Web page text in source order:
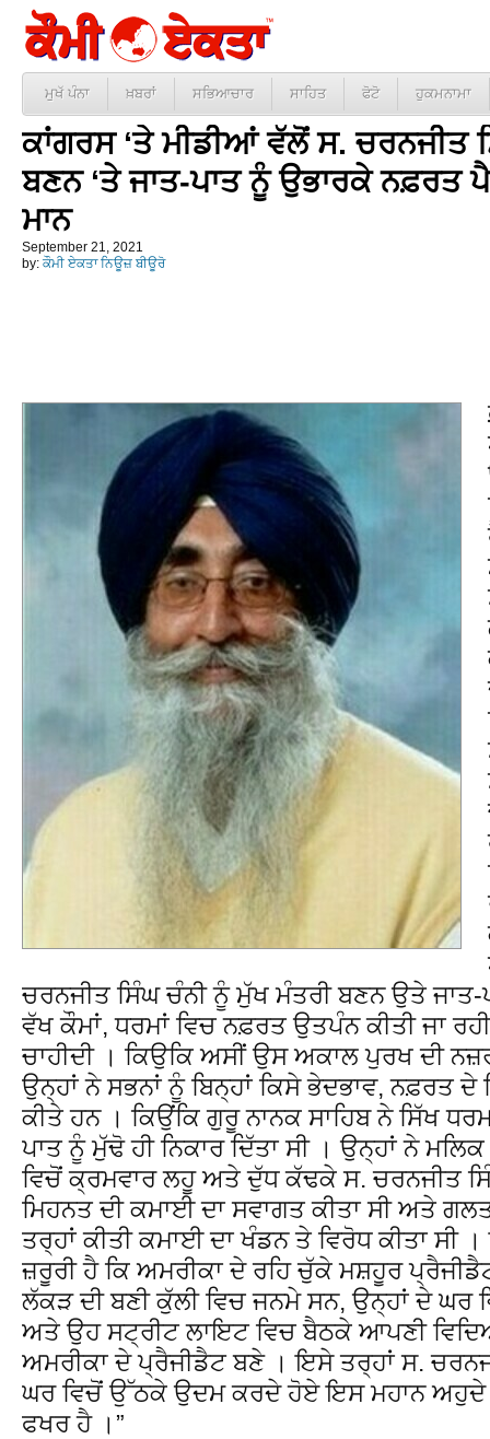
ਮੁਖੱ ਪੰਨਾ ਖ਼ਬਰਾਂ ਸਭਿਆਚਾਰ ਸਾਹਿਤ ਫੋਟੋ ਹੁਕਮਨਾਮਾ
ਕਾਂਗਰਸ ‘ਤੇ ਮੀਡੀਆਂ ਵੱਲੋਂ ਸ. ਚਰਨਜੀਤ
ਬਣਨ ‘ਤੇ ਜਾਤ-ਪਾਤ ਨੂੰ ਉਭਾਰਕੇ ਨਫ਼ਰਤ
ਮਾਨ
September 21, 2021
by: ਕੌਮੀ ਏਕਤਾ ਨਿਊਜ਼ ਬੀਊਰੋ
ਚਰਨਜੀਤ ਸਿੰਘ ਚੰਨੀ ਨੂੰ ਮੁੱਖ ਮੰਤਰੀ ਬਣਨ ਉਤੇ
ਵੱਖ ਕੌਮਾਂ, ਧਰਮਾਂ ਵਿਚ ਨਫ਼ਰਤ ਉਤਪੰਨ ਕੀਤੀ ਜਾ
ਚਾਹੀਦੀ । ਕਿਉਕਿ ਅਸੀਂ ਉਸ ਅਕਾਲ ਪੁਰਖ ਦੀ
ਉਨ੍ਹਾਂ ਨੇ ਸਭਨਾਂ ਨੂੰ ਬਿਨ੍ਹਾਂ ਕਿਸੇ ਭੇਦਭਾਵ, ਨਫ਼ਰਤ
ਕੀਤੇ ਹਨ । ਕਿਉਂਕਿ ਗੁਰੂ ਨਾਨਕ ਸਾਹਿਬ ਨੇ ਸਿੱਖ
ਪਾਤ ਨੂੰ ਮੁੱਢੋ ਹੀ ਨਿਕਾਰ ਦਿੱਤਾ ਸੀ । ਉਨ੍ਹਾਂ ਨੇ
ਵਿਚੋਂ ਕ੍ਰਮਵਾਰ ਲਹੂ ਅਤੇ ਦੁੱਧ ਕੱਢਕੇ ਸ. ਚਰਨਜੀਤ
ਮਿਹਨਤ ਦੀ ਕਮਾਈ ਦਾ ਸਵਾਗਤ ਕੀਤਾ ਸੀ ਅਤੇ
ਤਰ੍ਹਾਂ ਕੀਤੀ ਕਮਾਈ ਦਾ ਖੰਡਨ ਤੇ ਵਿਰੋਧ ਕੀਤਾ ਸੀ
ਜ਼ਰੂਰੀ ਹੈ ਕਿ ਅਮਰੀਕਾ ਦੇ ਰਹਿ ਚੁੱਕੇ ਮਸ਼ਹੂਰ
ਲੱਕੜ ਦੀ ਬਣੀ ਕੁੱਲੀ ਵਿਚ ਜਨਮੇ ਸਨ, ਉਨ੍ਹਾਂ ਦੇ ਘਰ
ਅਤੇ ਉਹ ਸਟ੍ਰੀਟ ਲਾਇਟ ਵਿਚ ਬੈਠਕੇ ਆਪਣੀ
ਅਮਰੀਕਾ ਦੇ ਪ੍ਰੈਜੀਡੈਟ ਬਣੇ । ਇਸੇ ਤਰ੍ਹਾਂ ਸ.
ਘਰ ਵਿਚੋਂ ਉੱਠਕੇ ਉਦਮ ਕਰਦੇ ਹੋਏ ਇਸ ਮਹਾਨ ਅਹੁਦੇ
ਫਖਰ ਹੈ ।”